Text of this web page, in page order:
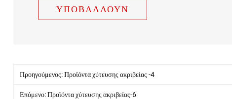
Προηγούμενος:Προϊόντα χύτευσης ακριβείας -4
Επόμενο:Προϊόντα χύτευσης ακριβείας-6